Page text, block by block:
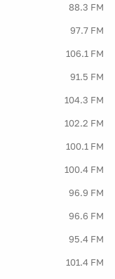
88.3 FM
97.7 FM
106.1 FM
91.5 FM
104.3 FM
102.2 FM
100.1 FM
100.4 FM
96.9 FM
96.6 FM
95.4 FM
101.4 FM